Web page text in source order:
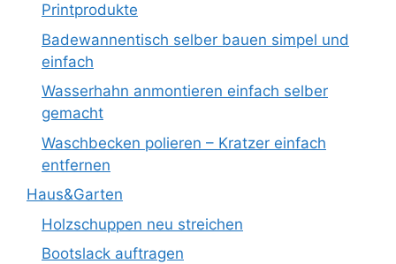
Printprodukte
Badewannentisch selber bauen simpel und
einfach
Wasserhahn anmontieren einfach selber
gemacht
Waschbecken polieren – Kratzer einfach
entfernen
Haus&Garten
Holzschuppen neu streichen
Bootslack auftragen